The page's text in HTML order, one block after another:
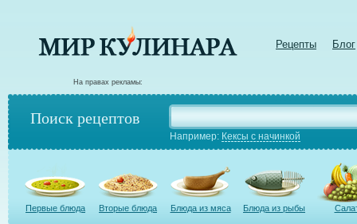
Рецепты Блог
На правах рекламы:
Поиск рецептов
Например: Кексы с начинкой
Первые блюда Вторые блюда Блюда из мяса Блюда из рыбы